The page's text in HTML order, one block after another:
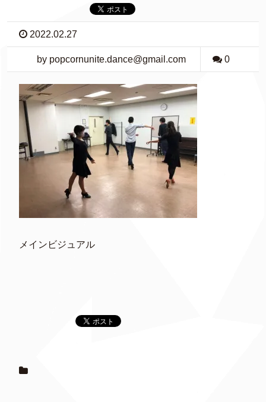
2022.02.27
by popcornunite.dance@gmail.com 0
メインビジュアル